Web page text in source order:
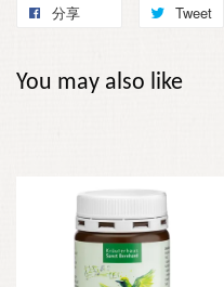
分享 Tweet
You may also like